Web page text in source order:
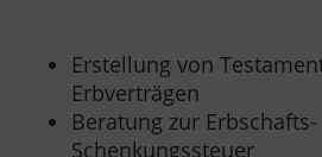
Erstellung von
Erbverträgen
Beratung zur
Schenkungssteuer